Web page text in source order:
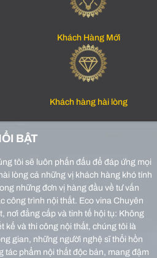
Khách Hàng Mới
Khách hàng hài lòng
BẬT
tôi sẽ luôn phấn đấu để đáp ứng mọi
lòng cả những vị khách hàng khó tính
những đơn vị hàng đầu về tư vấn
công trình nội thất. Eco vina Chuyên
nơi đẳng cấp và tinh tế hội tụ: Không
kế và thi công nội thất, chúng tôi là
gian, những người nghệ sĩ thổi hồn
tác phẩm nội thất độc bản, mang đậm